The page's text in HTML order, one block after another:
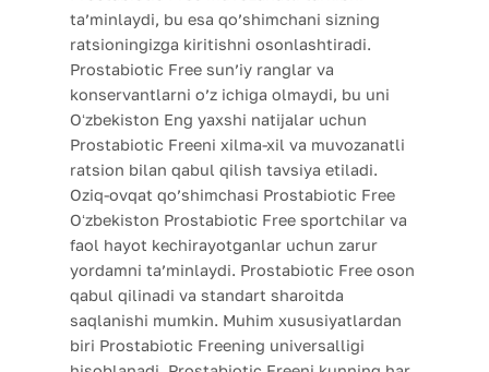
ta’minlaydi, bu esa qo’shimchani sizning
ratsioningizga kiritishni osonlashtiradi.
Prostabiotic Free sun’iy ranglar va
konservantlarni o’z ichiga olmaydi, bu uni
Oʻzbekiston Eng yaxshi natijalar uchun
Prostabiotic Freeni xilma-xil va muvozanatli
ratsion bilan qabul qilish tavsiya etiladi.
Oziq-ovqat qo’shimchasi Prostabiotic Free
Oʻzbekiston Prostabiotic Free sportchilar va
faol hayot kechirayotganlar uchun zarur
yordamni ta’minlaydi. Prostabiotic Free oson
qabul qilinadi va standart sharoitda
saqlanishi mumkin. Muhim xususiyatlardan
biri Prostabiotic Freening universalligi